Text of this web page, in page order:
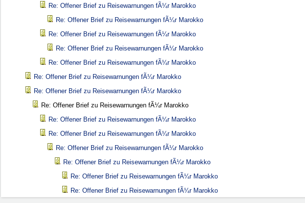
Re: Offener Brief zu Reisewarnungen fÃ¼r Marokko
Re: Offener Brief zu Reisewarnungen fÃ¼r Marokko
Re: Offener Brief zu Reisewarnungen fÃ¼r Marokko
Re: Offener Brief zu Reisewarnungen fÃ¼r Marokko
Re: Offener Brief zu Reisewarnungen fÃ¼r Marokko
Re: Offener Brief zu Reisewarnungen fÃ¼r Marokko
Re: Offener Brief zu Reisewarnungen fÃ¼r Marokko
Re: Offener Brief zu Reisewarnungen fÃ¼r Marokko
Re: Offener Brief zu Reisewarnungen fÃ¼r Marokko
Re: Offener Brief zu Reisewarnungen fÃ¼r Marokko
Re: Offener Brief zu Reisewarnungen fÃ¼r Marokko
Re: Offener Brief zu Reisewarnungen fÃ¼r Marokko
Re: Offener Brief zu Reisewarnungen fÃ¼r Marokko
Re: Offener Brief zu Reisewarnungen fÃ¼r Marokko